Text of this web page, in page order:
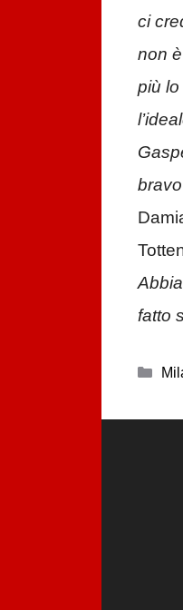
ci
non
più
fatto